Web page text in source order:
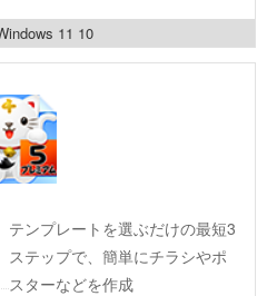
11 10
テンプレートを選ぶだけの最短3
ステップで、簡単にチラシやポ
スターなどを作成